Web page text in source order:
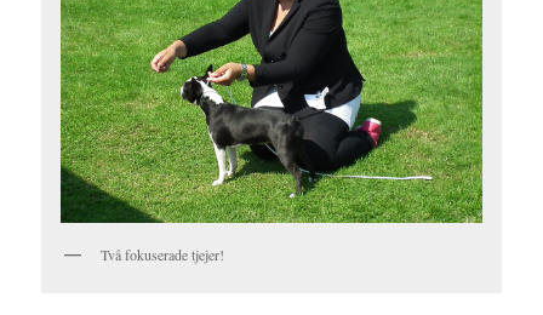
Två fokuserade tjejer!